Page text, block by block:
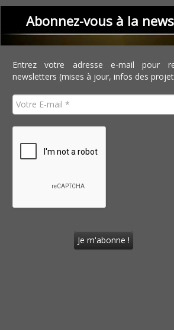
Abonnez-vous à la
Entrez votre adresse e-mail pour
newsletters (mises à jour, infos des